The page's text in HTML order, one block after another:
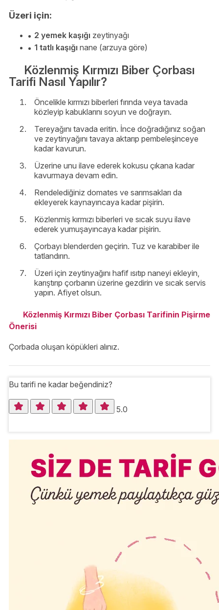
Üzeri için:
2 yemek kaşığı zeytinyağı
1 tatlı kaşığı nane (arzuya göre)
Közlenmiş Kırmızı Biber Çorbası
Tarifi Nasıl Yapılır?
Öncelikle kırmızı biberleri fırında veya tavada
közleyip kabuklarını soyun ve doğrayın.
Tereyağını tavada eritin. İnce doğradığınız soğan
ve zeytinyağını tavaya aktarıp pembeleşinceye
kadar kavurun.
Üzerine unu ilave ederek kokusu çıkana kadar
kavurmaya devam edin.
Rendelediğiniz domates ve sarımsakları da
ekleyerek kaynayıncaya kadar pişirin.
Közlenmiş kırmızı biberleri ve sıcak suyu ilave
ederek yumuşayıncaya kadar pişirin.
Çorbayı blenderden geçirin. Tuz ve karabiber ile
tatlandırın.
Üzeri için zeytinyağını hafif ısıtıp naneyi ekleyin,
karıştırıp çorbanın üzerine gezdirin ve sıcak servis
yapın. Afiyet olsun.
Közlenmiş Kırmızı Biber Çorbası Tarifinin Pişirme
Önerisi
Çorbada oluşan köpükleri alınız.
Bu tarifi ne kadar beğendiniz?
5.0